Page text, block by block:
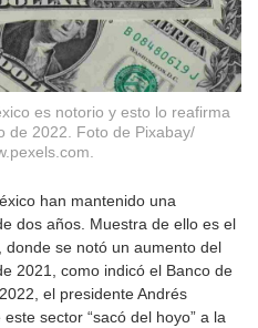
es notorio y esto lo reafirma
de 2022. Foto de Pixabay/
han mantenido una
dos años. Muestra de ello es el
se notó un aumento del
2021, como indicó el Banco de
el presidente Andrés
sector “sacó del hoyo” a la